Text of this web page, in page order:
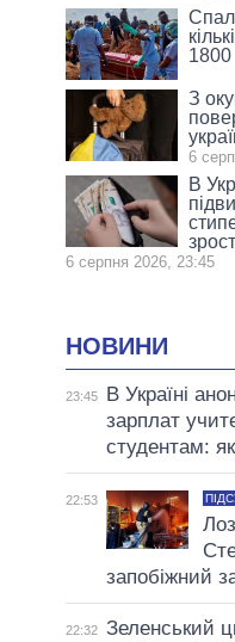
1800
З
6
В
6 серпня 2026, 23:45
НОВИНИ
23:45
В Україні
зарплат
студентам:
22:53
запобіжний
22:32 Зеленський